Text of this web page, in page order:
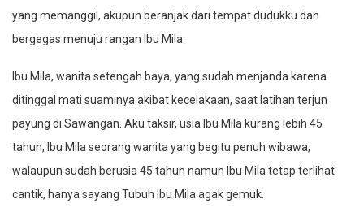
yang memanggil, akupun beranjak dari tempat dudukku dan
bergegas menuju rangan Ibu Mila.
Ibu Mila, wanita setengah baya, yang sudah menjanda karena
ditinggal mati suaminya akibat kecelakaan, saat latihan terjun
payung di Sawangan. Aku taksir, usia Ibu Mila kurang lebih 45
tahun, Ibu Mila seorang wanita yang begitu penuh wibawa,
walaupun sudah berusia 45 tahun namun Ibu Mila tetap terlihat
cantik, hanya sayang Tubuh Ibu Mila agak gemuk.